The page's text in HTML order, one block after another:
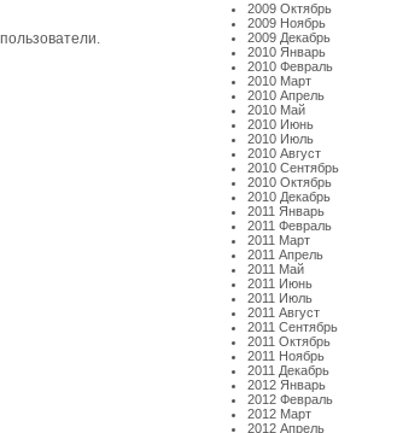
2009 Октябрь
2009 Ноябрь
2009 Декабрь
2010 Январь
2010 Февраль
2010 Март
2010 Апрель
2010 Май
2010 Июнь
2010 Июль
2010 Август
2010 Сентябрь
2010 Октябрь
2010 Декабрь
2011 Январь
2011 Февраль
2011 Март
2011 Апрель
2011 Май
2011 Июнь
2011 Июль
2011 Август
2011 Сентябрь
2011 Октябрь
2011 Ноябрь
2011 Декабрь
2012 Январь
2012 Февраль
2012 Март
2012 Апрель